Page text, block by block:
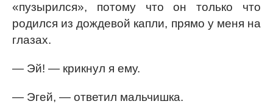
«пузырился», потому что он только что
родился из дождевой капли, прямо у меня на
глазах.
— Эй! — крикнул я ему.
— Эгей, — ответил мальчишка.